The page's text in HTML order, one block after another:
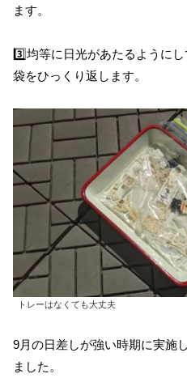
ます。
3️⃣均等に日光があたるように
袋をひっくり返します。
トレーはなくても大丈夫
9月の日差しが強い時期に実施
ました。